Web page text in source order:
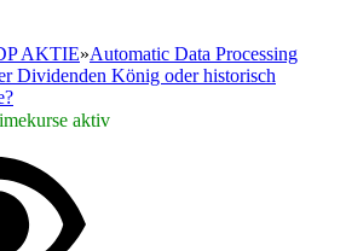
AKTIE»Automatic Data Processing
Dividenden König oder historisch
aktiv